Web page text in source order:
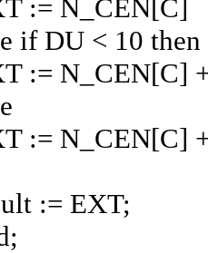
:= N_CEN[C]
if DU < 10 then
:= N_CEN[C]
:= N_CEN[C]
:= EXT;